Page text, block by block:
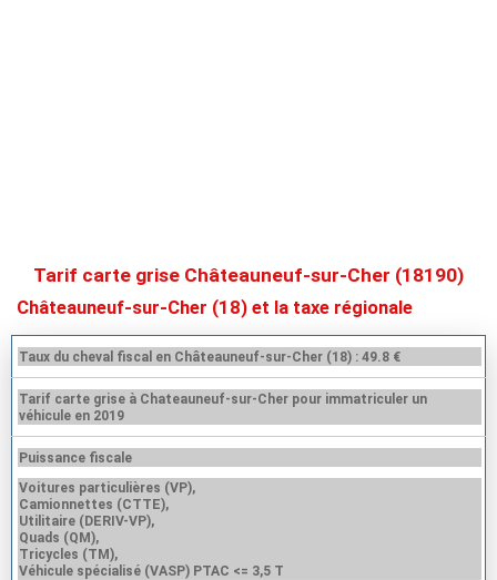
Tarif carte grise Châteauneuf-sur-Cher (18190)
Châteauneuf-sur-Cher (18) et la taxe régionale
Taux du cheval fiscal en Châteauneuf-sur-Cher (18) : 49.8 €
Tarif carte grise à Chateauneuf-sur-Cher pour immatriculer un
véhicule en 2019
Puissance fiscale
Voitures particulières (VP),
Camionnettes (CTTE),
Utilitaire (DERIV-VP),
Quads (QM),
Tricycles (TM),
Véhicule spécialisé (VASP) PTAC <= 3,5 T